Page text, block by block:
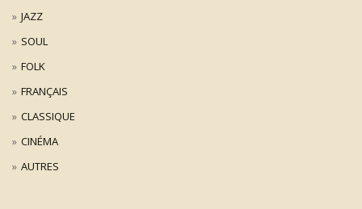
JAZZ
SOUL
FOLK
FRANÇAIS
CLASSIQUE
CINÉMA
AUTRES